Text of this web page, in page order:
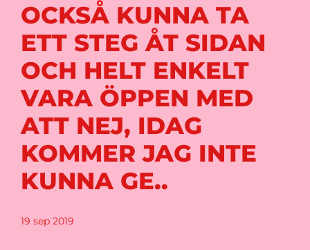
OCKSÅ KUNNA TA
ETT STEG ÅT SIDAN
OCH HELT ENKELT
VARA ÖPPEN MED
ATT NEJ, IDAG
KOMMER JAG INTE
KUNNA GE..
19 sep 2019